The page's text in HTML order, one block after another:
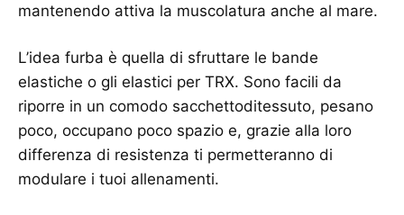
mantenendo attiva la muscolatura anche al mare.
L’idea furba è quella di sfruttare le bande
elastiche o gli elastici per TRX. Sono facili da
riporre in un comodo sacchettoditessuto, pesano
poco, occupano poco spazio e, grazie alla loro
differenza di resistenza ti permetteranno di
modulare i tuoi allenamenti.